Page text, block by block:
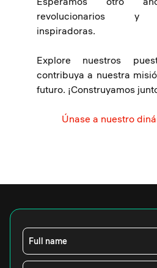
revolucionarios y
inspiradoras.
Explore nuestros
contribuya a nuestra
futuro. ¡Construyamos
Únase a nuestro
Full name